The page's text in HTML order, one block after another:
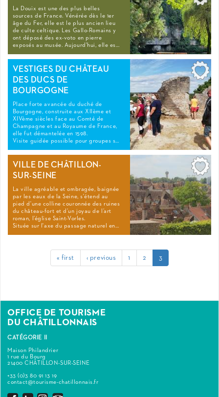
La Douix est une des plus belles
sources de France. Vénérée dès le 1er
âge du Fer, elle est le plus ancien lieu
de culte celtique. Les Gallo-Romains y
ont déposé des ex-voto en pierre
exposés au musée. Aujourd'hui, elle es…
VESTIGES DU CHÂTEAU
DES DUCS DE
BOURGOGNE
Place forte avancée du duché de
Bourgogne, construite aux XIIème et
XIVème siècles face au Comté de
Champagne et au Royaume de France,
elle fut démantelée en 1598.
Visite guidée possible pour groupes s…
VILLE DE CHÂTILLON-
SUR-SEINE
La ville agréable et ombragée, baignée
par les eaux de la Seine, s'étend au
pied d'une colline couronnée des ruines
du château-fort et d’un joyau de l’art
roman, l’église Saint-Vorles.
Située sur l'axe du passage naturel en…
« first ‹ previous 1 2 3
OFFICE DE TOURISME
DU CHÂTILLONNAIS
CATÉGORIE II
Maison Philandrier
1 rue du Bourg
21400 CHÂTILLON-SUR-SEINE
+33 (0)3 80 91 13 19
contact@tourisme-chatillonnais.fr